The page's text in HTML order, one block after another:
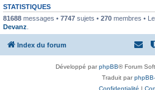
STATISTIQUES
81688 messages • 7747 sujets • 270 membres •
Devanz
Index du forum
Développé parphpBB® Forum
Traduit par
Confidentialité |